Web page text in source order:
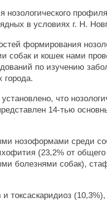
в условиях г. Н.
формирования
собак и кошек нами
по изучению
города.
что
14-тью
нозоформами среди
(23,2% от общего
болезнями собак),
и токсаскаридиоз